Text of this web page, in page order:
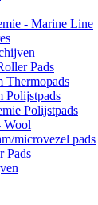
- Marine Line
Pads
Thermopads
Polijstpads
Polijstpads
Wool
microvezel pads
Pads